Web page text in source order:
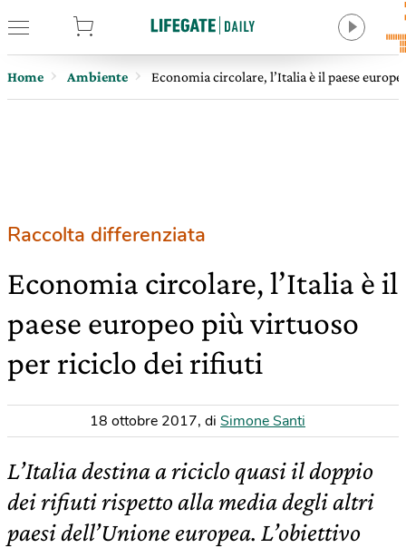
Home Ambiente Economia circolare, l’Italia è il paese
Raccolta differenziata
Economia circolare, l’Italia è il
paese europeo più virtuoso
per riciclo dei rifiuti
18 ottobre 2017, di Simone Santi
L’Italia destina a riciclo quasi il doppio
dei rifiuti rispetto alla media degli altri
paesi dell’Unione europea. L’obiettivo